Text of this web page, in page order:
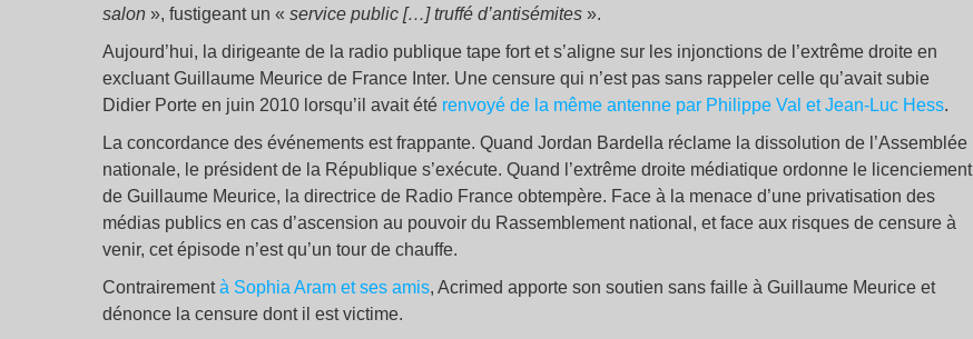
salon », fustigeant un « service public […] truffé d’antisémites ».
Aujourd’hui, la dirigeante de la radio publique tape fort et s’aligne sur les injonctions de l’extrême droite en
excluant Guillaume Meurice de France Inter. Une censure qui n’est pas sans rappeler celle qu’avait subie
Didier Porte en juin 2010 lorsqu’il avait été renvoyé de la même antenne par Philippe Val et Jean-Luc Hess.
La concordance des événements est frappante. Quand Jordan Bardella réclame la dissolution de l’Assemblée
nationale, le président de la République s’exécute. Quand l’extrême droite médiatique ordonne le licenciement
de Guillaume Meurice, la directrice de Radio France obtempère. Face à la menace d’une privatisation des
médias publics en cas d’ascension au pouvoir du Rassemblement national, et face aux risques de censure à
venir, cet épisode n’est qu’un tour de chauffe.
Contrairementà Sophia Aram et ses amis, Acrimed apporte son soutien sans faille à Guillaume Meurice et
dénonce la censure dont il est victime.